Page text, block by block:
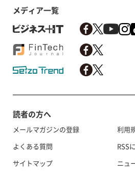
メディア一覧
読者の方へ
メールマガジンの登録
よくある質問
サイトマップ
利用
RSS
ニュ